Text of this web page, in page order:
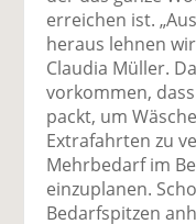
erreichen ist.
heraus lehnen
Claudia Müller.
vorkommen,
packt, um
Extrafahrten zu
Mehrbedarf im
einzuplanen.
Bedarfspitzen